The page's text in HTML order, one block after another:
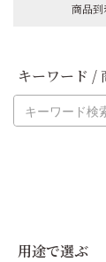
商品到
キーワード /
用途で選ぶ